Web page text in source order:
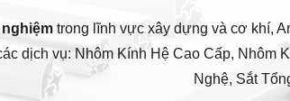
trong lĩnh vực xây dựng và cơ khí,
dịch vụ: Nhôm Kính Hệ Cao Cấp, Nhôm
Nghệ, Sắt